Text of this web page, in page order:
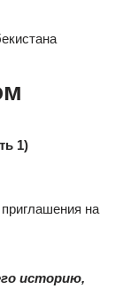
1)
на
историю,